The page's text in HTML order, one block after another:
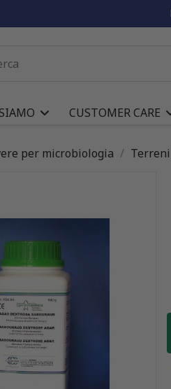
CUSTOMER CARE
per microbiologia